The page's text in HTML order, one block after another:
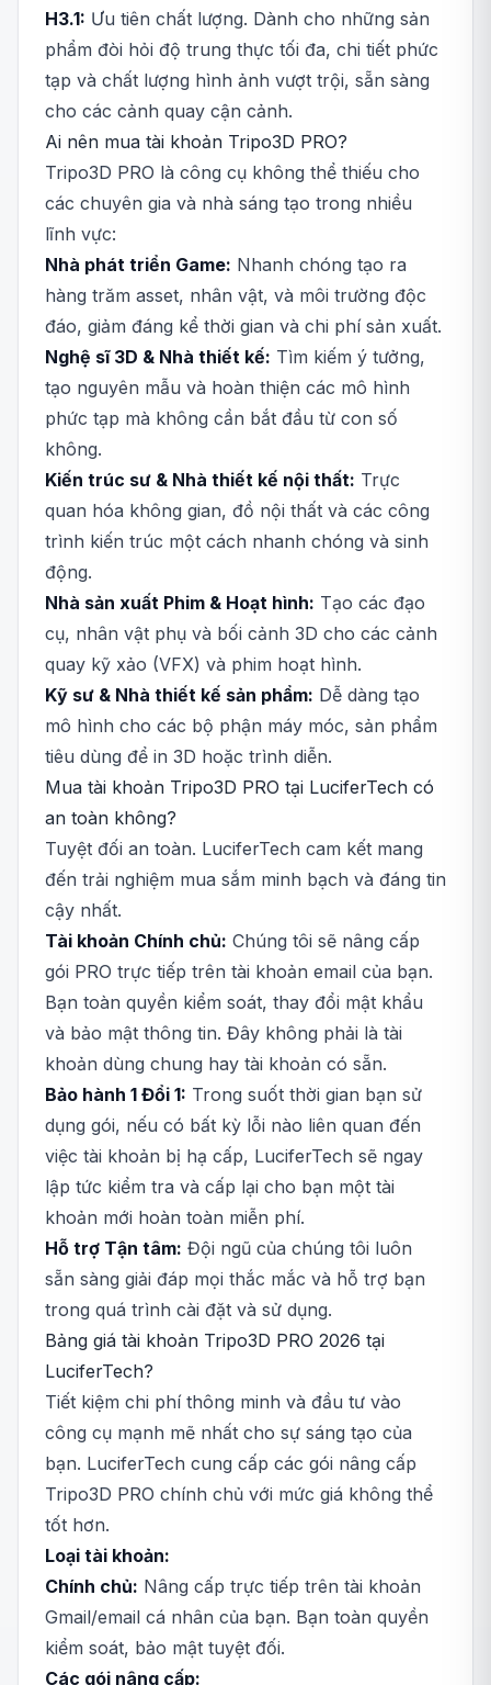
H3.1: Ưu tiên chất lượng. Dành cho những sản
phẩm đòi hỏi độ trung thực tối đa, chi tiết phức
tạp và chất lượng hình ảnh vượt trội, sẵn sàng
cho các cảnh quay cận cảnh.
Ai nên mua tài khoản Tripo3D PRO?
Tripo3D PRO là công cụ không thể thiếu cho
các chuyên gia và nhà sáng tạo trong nhiều
lĩnh vực:
Nhà phát triển Game: Nhanh chóng tạo ra
hàng trăm asset, nhân vật, và môi trường độc
đáo, giảm đáng kể thời gian và chi phí sản xuất.
Nghệ sĩ 3D & Nhà thiết kế: Tìm kiếm ý tưởng,
tạo nguyên mẫu và hoàn thiện các mô hình
phức tạp mà không cần bắt đầu từ con số
không.
Kiến trúc sư & Nhà thiết kế nội thất: Trực
quan hóa không gian, đồ nội thất và các công
trình kiến trúc một cách nhanh chóng và sinh
động.
Nhà sản xuất Phim & Hoạt hình: Tạo các đạo
cụ, nhân vật phụ và bối cảnh 3D cho các cảnh
quay kỹ xảo (VFX) và phim hoạt hình.
Kỹ sư & Nhà thiết kế sản phẩm: Dễ dàng tạo
mô hình cho các bộ phận máy móc, sản phẩm
tiêu dùng để in 3D hoặc trình diễn.
Mua tài khoản Tripo3D PRO tại LuciferTech có
an toàn không?
Tuyệt đối an toàn. LuciferTech cam kết mang
đến trải nghiệm mua sắm minh bạch và đáng tin
cậy nhất.
Tài khoản Chính chủ: Chúng tôi sẽ nâng cấp
gói PRO trực tiếp trên tài khoản email của bạn.
Bạn toàn quyền kiểm soát, thay đổi mật khẩu
và bảo mật thông tin. Đây không phải là tài
khoản dùng chung hay tài khoản có sẵn.
Bảo hành 1 Đổi 1: Trong suốt thời gian bạn sử
dụng gói, nếu có bất kỳ lỗi nào liên quan đến
việc tài khoản bị hạ cấp, LuciferTech sẽ ngay
lập tức kiểm tra và cấp lại cho bạn một tài
khoản mới hoàn toàn miễn phí.
Hỗ trợ Tận tâm: Đội ngũ của chúng tôi luôn
sẵn sàng giải đáp mọi thắc mắc và hỗ trợ bạn
trong quá trình cài đặt và sử dụng.
Bảng giá tài khoản Tripo3D PRO 2026 tại
LuciferTech?
Tiết kiệm chi phí thông minh và đầu tư vào
công cụ mạnh mẽ nhất cho sự sáng tạo của
bạn. LuciferTech cung cấp các gói nâng cấp
Tripo3D PRO chính chủ với mức giá không thể
tốt hơn.
Loại tài khoản:
Chính chủ: Nâng cấp trực tiếp trên tài khoản
Gmail/email cá nhân của bạn. Bạn toàn quyền
kiểm soát, bảo mật tuyệt đối.
Các gói nâng cấp: